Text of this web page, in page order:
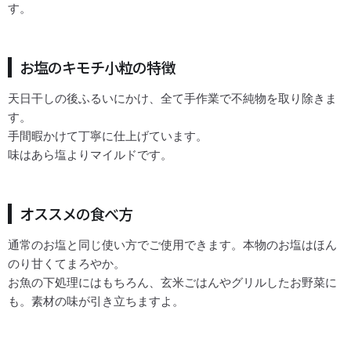
す。
お塩のキモチ小粒の特徴
天日干しの後ふるいにかけ、全て手作業で不純物を取り除きま
す。
手間暇かけて丁寧に仕上げています。
味はあら塩よりマイルドです。
オススメの食べ方
通常のお塩と同じ使い方でご使用できます。本物のお塩はほん
のり甘くてまろやか。
お魚の下処理にはもちろん、玄米ごはんやグリルしたお野菜に
も。素材の味が引き立ちますよ。